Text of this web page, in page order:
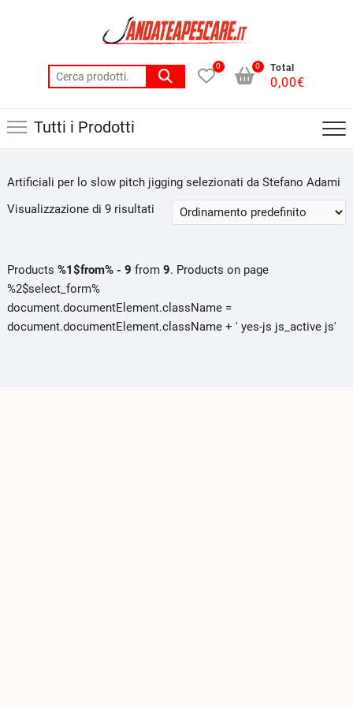
Cerca:
0 Total
0,00€
0
Tutti i Prodotti
Artificiali per lo slow pitch jigging selezionati da Stefano Adami
Visualizzazione di 9 risultati
Products %1$from% - 9 from 9. Products on page
%2$select_form%
document.documentElement.className =
document.documentElement.className + ' yes-js js_active js'